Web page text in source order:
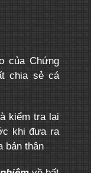
của Chứng
chia sẻ cá
kiểm tra lại
khi đưa ra
bản thân